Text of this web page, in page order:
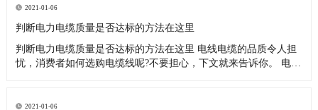
上包绕黄麻并将其穿入铁管内，然后填充沥青混合物制成电缆，
并将此电缆
2021-01-06
判断电力电缆质量是否达标的方法在这里
判断电力电缆质量是否达标的方法在这里 电线电缆的品质令人担
忧，消费者如何选购电缆线呢?不要担心，下文就来告诉你。 电力
次充好降低铜线总面积，造成电缆线的电导体电阻严重超标准，
2021-01-06